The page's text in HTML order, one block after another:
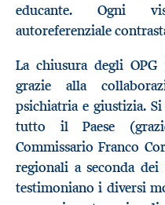
educante. Ogni
autoreferenziale
La chiusura degli
grazie alla
psichiatria e giustizia.
tutto il Paese
Commissario Franco
regionali a seconda
testimoniano i diversi